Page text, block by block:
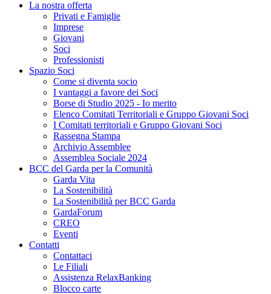
La nostra offerta
Privati e Famiglie
Imprese
Giovani
Soci
Professionisti
Spazio Soci
Come si diventa socio
I vantaggi a favore dei Soci
Borse di Studio 2025 - Io merito
Elenco Comitati Territoriali e Gruppo Giovani Soci
I Comitati territoriali e Gruppo Giovani Soci
Rassegna Stampa
Archivio Assemblee
Assemblea Sociale 2024
BCC del Garda per la Comunità
Garda Vita
La Sostenibilità
La Sostenibilità per BCC Garda
GardaForum
CREO
Eventi
Contatti
Contattaci
Le Filiali
Assistenza RelaxBanking
Blocco carte